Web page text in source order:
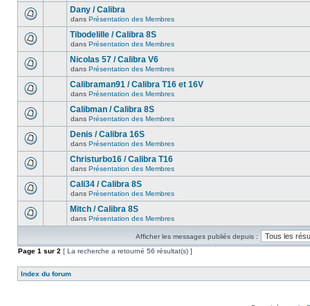
Dany / Calibra
dans Présentation des Membres
Tibodelille / Calibra 8S
dans Présentation des Membres
Nicolas 57 / Calibra V6
dans Présentation des Membres
Calibraman91 / Calibra T16 et 16V
dans Présentation des Membres
Calibman / Calibra 8S
dans Présentation des Membres
Denis / Calibra 16S
dans Présentation des Membres
Christurbo16 / Calibra T16
dans Présentation des Membres
Cali34 / Calibra 8S
dans Présentation des Membres
Mitch / Calibra 8S
dans Présentation des Membres
Afficher les messages publiés depuis :
Page 1 sur 2 [ La recherche a retourné 56 résultat(s) ]
Index du forum